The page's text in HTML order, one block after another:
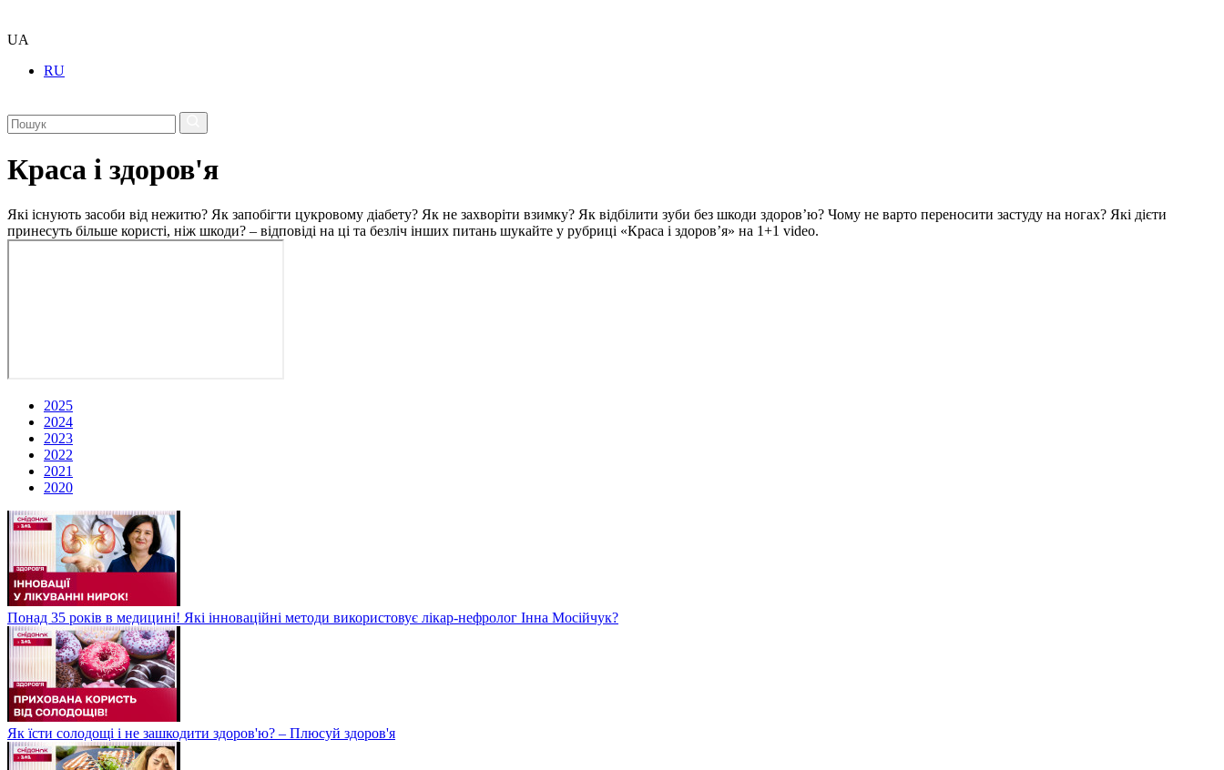
UA
RU
Краса і здоров'я
Які існують засоби від нежитю? Як запобігти цукровому діабету? Як не захворіти взимку? Як відбілити зуби без шкоди здоров’ю? Чому не варто переносити застуду на ногах? Які дієти
принесуть більше користі, ніж шкоди? – відповіді на ці та безліч інших питань шукайте у рубриці «Краса і здоров’я» на 1+1 video.
2025
2024
2023
2022
2021
2020
Понад 35 років в медицині! Які інноваційні методи використовує лікар-нефролог Інна Мосійчук?
Як їсти солодощі і не зашкодити здоров'ю? – Плюсуй здоров'я